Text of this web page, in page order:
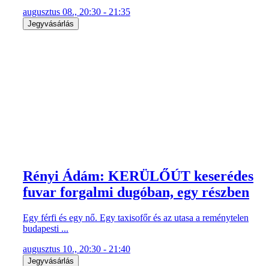
augusztus 08., 20:30 - 21:35
Jegyvásárlás
Rényi Ádám: KERÜLŐÚT keserédes
fuvar forgalmi dugóban, egy részben
Egy férfi és egy nő. Egy taxisofőr és az utasa a reménytelen
budapesti ...
augusztus 10., 20:30 - 21:40
Jegyvásárlás